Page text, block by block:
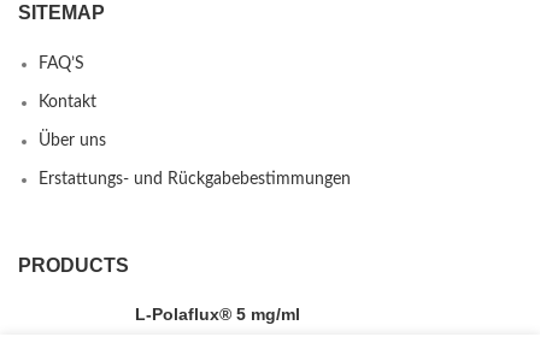
SITEMAP
FAQ’S
Kontakt
Über uns
Erstattungs- und Rückgabebestimmungen
PRODUCTS
L-Polaflux® 5 mg/ml